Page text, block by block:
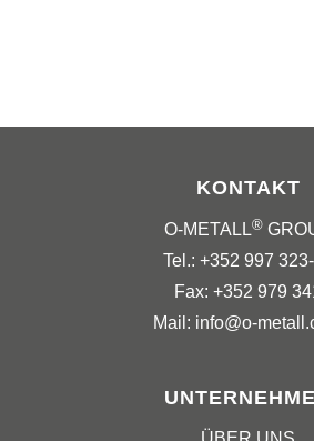
KONTAKT
O-METALL®
Tel.: +352 997
Fax: +352 979
Mail: info@o-